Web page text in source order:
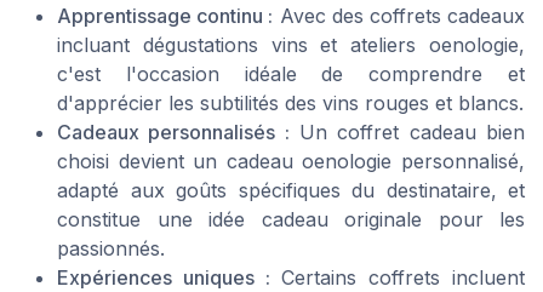
Apprentissage continu : Avec des coffrets cadeaux
incluant dégustations vins et ateliers oenologie,
c'est l'occasion idéale de comprendre et
d'apprécier les subtilités des vins rouges et blancs.
Cadeaux personnalisés : Un coffret cadeau bien
choisi devient un cadeau oenologie personnalisé,
adapté aux goûts spécifiques du destinataire, et
constitue une idée cadeau originale pour les
passionnés.
Expériences uniques : Certains coffrets incluent